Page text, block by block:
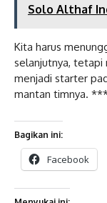
Solo Althaf
Kita harus
selanjutnya, tetapi
menjadi starter
mantan timnya.
Bagikan ini:
Facebook